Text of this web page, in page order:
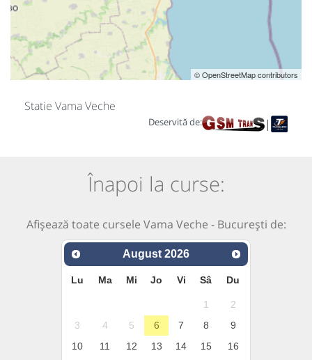
© OpenStreetMap contributors
Statie Vama Veche
Deservită de: |
Înapoi la curse:
Afișează toate cursele Vama Veche - București de:
August 2026
Lu Ma Mi Jo Vi Sâ Du
1
2
3
4 5 6 7 8
9
10
11 12 13 14 15
16